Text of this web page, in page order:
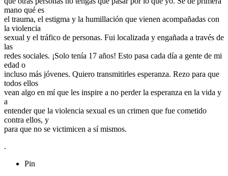
mano qué es
el trauma, el estigma y la humillación que vienen acompañadas con
la violencia
sexual y el tráfico de personas. Fui localizada y engañada a través de
las
redes sociales. ¡Solo tenía 17 años! Esto pasa cada día a gente de mi
edad o
incluso más jóvenes. Quiero transmitirles esperanza. Rezo para que
todos ellos
vean algo en mí que les inspire a no perder la esperanza en la vida y
a
entender que la violencia sexual es un crimen que fue cometido
contra ellos, y
para que no se victimicen a sí mismos.
.
Pin